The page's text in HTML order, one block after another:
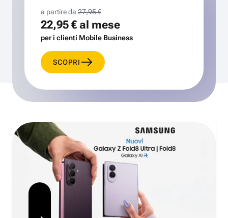
a partire da 27,95 €
22,95 €al mese
per i clienti Mobile Business
SCOPRI